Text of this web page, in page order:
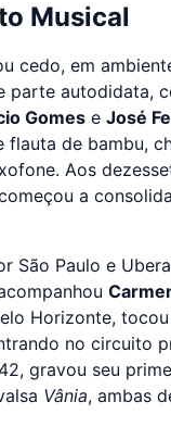
Musical
cedo, em
parte autodidata,
Gomes e José
flauta de bambu,
Aos
a
São Paulo e
Horizonte,
no circuito
gravou seu
Vânia, ambas